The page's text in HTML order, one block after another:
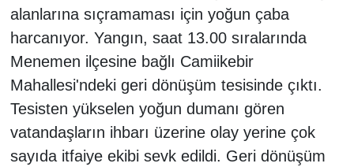
alanlarına sıçramaması için yoğun çaba
harcanıyor. Yangın, saat 13.00 sıralarında
Menemen ilçesine bağlı Camiikebir
Mahallesi'ndeki geri dönüşüm tesisinde çıktı.
Tesisten yükselen yoğun dumanı gören
vatandaşların ihbarı üzerine olay yerine çok
sayıda itfaiye ekibi sevk edildi. Geri dönüşüm